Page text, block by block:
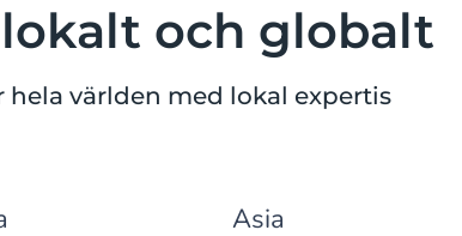
och globalt
hela världen med lokal expertis
Asia